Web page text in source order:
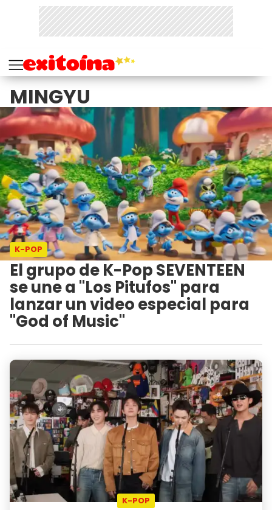
MINGYU
K-POP
El grupo de K-Pop SEVENTEEN
se une a "Los Pitufos" para
lanzar un video especial para
"God of Music"
K-POP